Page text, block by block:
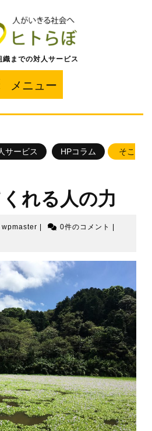
織までの対人サービス
メニュー
ニ
ー
サービス HPコラム
そこ
れる人の力
wpmaster wpmaster0件のコメント